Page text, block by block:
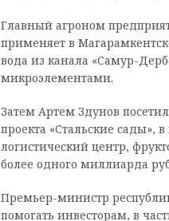
Главный агроном
применяет в
вода из канала «Самур-
микроэлементами.
Затем Артем Здунов
проекта «Стальские сады»,
логистический центр,
более одного миллиарда
Премьер-министр
помогать инвесторам, в